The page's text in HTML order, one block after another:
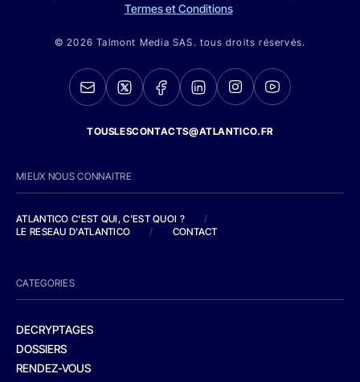
Termes et Conditions
© 2026 Talmont Media SAS. tous droits réservés.
TOUSLESCONTACTS@ATLANTICO.FR
MIEUX NOUS CONNAITRE
ATLANTICO C'EST QUI, C'EST QUOI ?
/
LE RESEAU D'ATLANTICO
/ CONTACT
CATEGORIES
DECRYPTAGES
DOSSIERS
RENDEZ-VOUS